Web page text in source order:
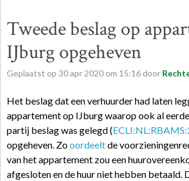
Tweede beslag op
IJburg opgeheven
Geplaatst op 30apr 2020 om 15:16 door
Het beslag dat een verhuurder had laten
appartement op IJburg waarop ook al
partij beslag was gelegd (
opgeheven. Zooordeeltde
van het appartement zou een
afgesloten en de huur niet hebben betaald.